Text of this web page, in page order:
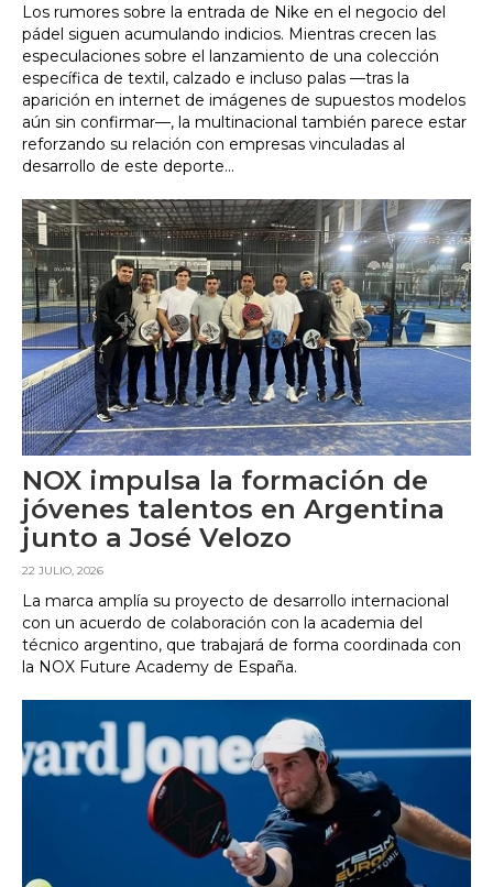
Los rumores sobre la entrada de Nike en el negocio del
pádel siguen acumulando indicios. Mientras crecen las
especulaciones sobre el lanzamiento de una colección
específica de textil, calzado e incluso palas —tras la
aparición en internet de imágenes de supuestos modelos
aún sin confirmar—, la multinacional también parece estar
reforzando su relación con empresas vinculadas al
desarrollo de este deporte...
NOX impulsa la formación de
jóvenes talentos en Argentina
junto a José Velozo
22 JULIO, 2026
La marca amplía su proyecto de desarrollo internacional
con un acuerdo de colaboración con la academia del
técnico argentino, que trabajará de forma coordinada con
la NOX Future Academy de España.